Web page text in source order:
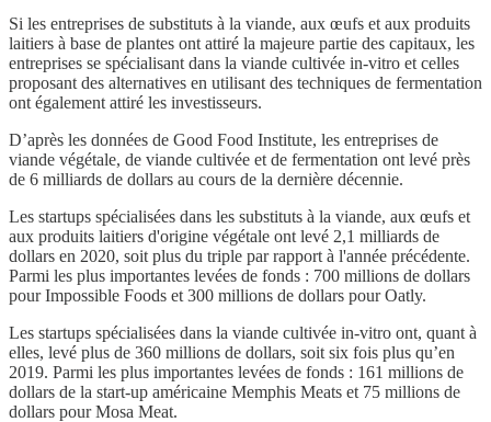
Si les entreprises de substituts à la viande, aux œufs et aux produits
laitiers à base de plantes ont attiré la majeure partie des capitaux, les
entreprises se spécialisant dans la viande cultivée in-vitro et celles
proposant des alternatives en utilisant des techniques de fermentation
ont également attiré les investisseurs.
D’après les données de Good Food Institute, les entreprises de
viande végétale, de viande cultivée et de fermentation ont levé près
de 6 milliards de dollars au cours de la dernière décennie.
Les startups spécialisées dans les substituts à la viande, aux œufs et
aux produits laitiers d'origine végétale ont levé 2,1 milliards de
dollars en 2020, soit plus du triple par rapport à l'année précédente.
Parmi les plus importantes levées de fonds : 700 millions de dollars
pour Impossible Foods et 300 millions de dollars pour Oatly.
Les startups spécialisées dans la viande cultivée in-vitro ont, quant à
elles, levé plus de 360 millions de dollars, soit six fois plus qu’en
2019. Parmi les plus importantes levées de fonds : 161 millions de
dollars de la start-up américaine Memphis Meats et 75 millions de
dollars pour Mosa Meat.